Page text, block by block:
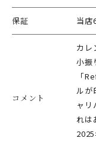
保証 当店
コメント
カレ
小振
「
ルが
ャリ
れは